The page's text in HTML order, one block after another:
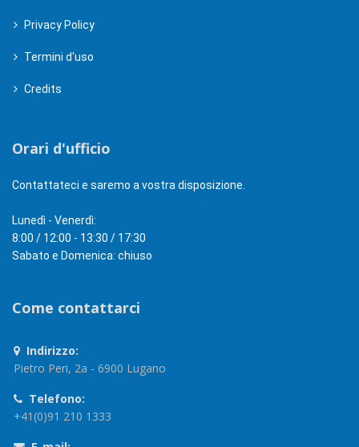
Privacy Policy
Termini d'uso
Credits
Orari d'ufficio
Contattateci e saremo a vostra disposizione.
Lunedì - Venerdì:
8:00 / 12:00 - 13:30 / 17:30
Sabato e Domenica: chiuso
Come contattarci
Indirizzo:
Pietro Peri, 2a - 6900 Lugano
Telefono:
+41(0)91 210 1333